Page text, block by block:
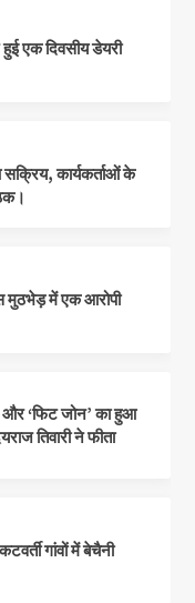
एक दिवसीय डेयरी
कार्यकर्ताओं के
मुठभेड़ में एक आरोपी
और ‘फिट जोन’ का हुआ
तिवारी ने फीता
गांवों में बेचैनी